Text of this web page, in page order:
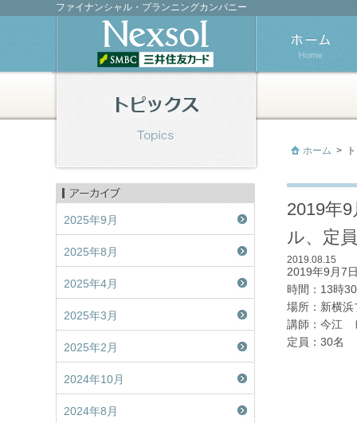
ファイナンシャル・プランニングカンパニー
ホーム >
2025年9月
2025年8月
2025年4月
2025年3月
2025年2月
2024年10月
2024年8月
2019年
ル、定
2019.08.15
2019年9月7
時間：13時
場所：新横
講師：今江
定員：30名